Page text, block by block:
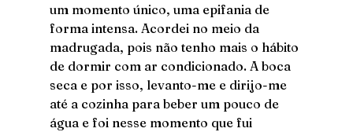
um momento único, uma epifania de
forma intensa. Acordei no meio da
madrugada, pois não tenho mais o hábito
de dormir com ar condicionado. A boca
seca e por isso, levanto-me e dirijo-me
até a cozinha para beber um pouco de
água e foi nesse momento que fui